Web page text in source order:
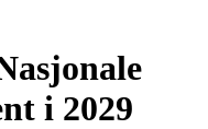
i 2029